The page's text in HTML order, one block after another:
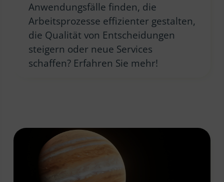
Anwendungsfälle finden, die
Arbeitsprozesse effizienter gestalten,
die Qualität von Entscheidungen
steigern oder neue Services
schaffen? Erfahren Sie mehr!